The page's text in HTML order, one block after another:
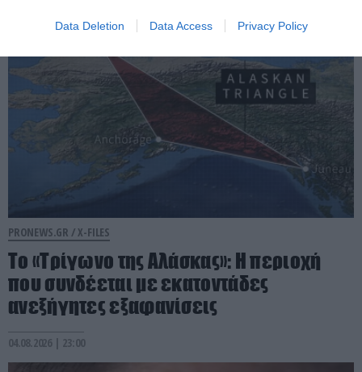
Data Deletion Data Access Privacy Policy
PRONEWS.GR /X-FILES
Το «Τρίγωνο της Αλάσκας»: Η περιοχή
που συνδέεται με εκατοντάδες
ανεξήγητες εξαφανίσεις
04.08.2026 | 23:00